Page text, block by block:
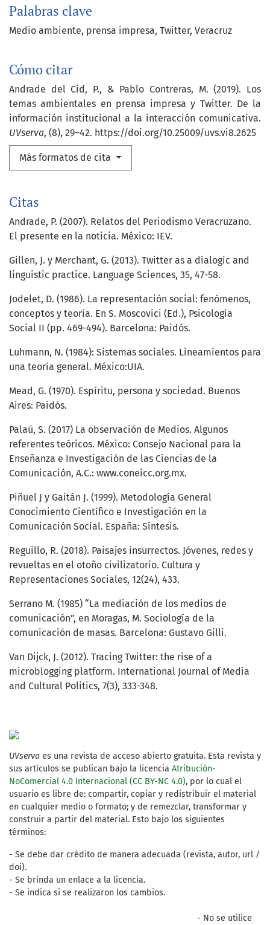
Palabras clave
Medio ambiente prensa impresa Twitter Veracruz
Cómo citar
Andrade del Cid, P., & Pablo Contreras, M. (2019). Los
temas ambientales en prensa impresa y Twitter. De la
información institucional a la interacción comunicativa.
UVserva, (8), 29–42. https://doi.org/10.25009/uvs.vi8.2625
Más formatos de cita
Citas
Andrade, P. (2007). Relatos del Periodismo Veracruzano.
El presente en la noticia. México: IEV.
Gillen, J. y Merchant, G. (2013). Twitter as a dialogic and
linguistic practice. Language Sciences, 35, 47-58.
Jodelet, D. (1986). La representación social: fenómenos,
conceptos y teoría. En S. Moscovici (Ed.), Psicología
Social II (pp. 469-494). Barcelona: Paidós.
Luhmann, N. (1984): Sistemas sociales. Lineamientos para
una teoría general. México:UIA.
Mead, G. (1970). Espíritu, persona y sociedad. Buenos
Aires: Paidós.
Palaú, S. (2017) La observación de Medios. Algunos
referentes teóricos. México: Consejo Nacional para la
Enseñanza e Investigación de las Ciencias de la
Comunicación, A.C.: www.coneicc.org.mx.
Piñuel J y Gaitán J. (1999). Metodología General
Conocimiento Científico e Investigación en la
Comunicación Social. España: Síntesis.
Reguillo, R. (2018). Paisajes insurrectos. Jóvenes, redes y
revueltas en el otoño civilizatorio. Cultura y
Representaciones Sociales, 12(24), 433.
Serrano M. (1985) “La mediación de los medios de
comunicación”, en Moragas, M. Sociología de la
comunicación de masas. Barcelona: Gustavo Gilli.
Van Dijck, J. (2012). Tracing Twitter: the rise of a
microblogging platform. International Journal of Media
and Cultural Politics, 7(3), 333-348.
UVserva es una revista de acceso abierto gratuita. Esta revista y
sus artículos se publican bajo la licencia Atribución-
NoComercial 4.0 Internacional (CC BY-NC 4.0), por lo cual el
usuario es libre de: compartir, copiar y redistribuir el material
en cualquier medio o formato; y de remezclar, transformar y
construir a partir del material. Esto bajo los siguientes
términos:
- Se debe dar crédito de manera adecuada (revista, autor, url /
doi).
- Se brinda un enlace a la licencia.
- Se indica si se realizaron los cambios.
- No se utilice